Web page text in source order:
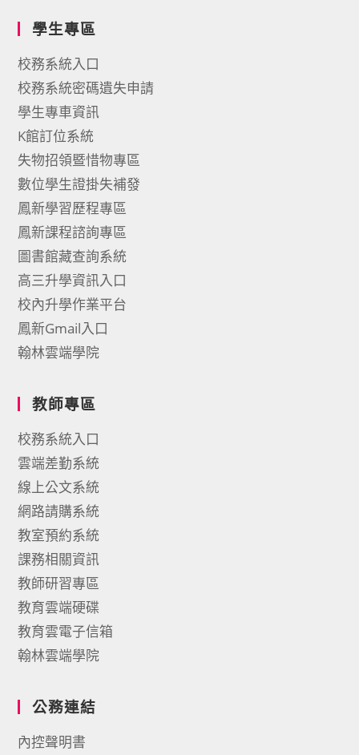
學生專區
校務系統入口
校務系統密碼遺失申請
學生專車資訊
K館訂位系統
失物招領暨惜物專區
數位學生證掛失補發
鳳新學習歷程專區
鳳新課程諮詢專區
圖書館藏查詢系統
高三升學資訊入口
校內升學作業平台
鳳新Gmail入口
翰林雲端學院
教師專區
校務系統入口
雲端差勤系統
線上公文系統
網路請購系統
教室預約系統
課務相關資訊
教師研習專區
教育雲端硬碟
教育雲電子信箱
翰林雲端學院
公務連結
內控聲明書